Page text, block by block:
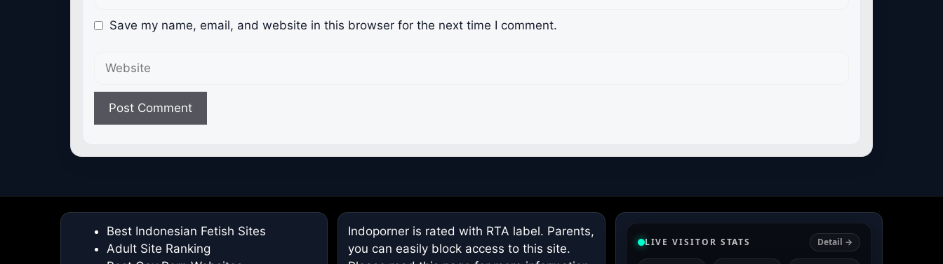
Save my name, email, and website in this browser for the next time I comment.
Website
Best Indonesian Fetish Sites
Adult Site Ranking
Indoporner is rated with RTA label. Parents,
you can easily block access to this site.
LIVE VISITOR STATS Detail →